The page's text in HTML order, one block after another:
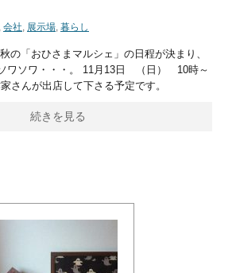
, 会社, 展示場, 暮らし
の「おひさまマルシェ」の日程が決まり、
ワソワ・・・。 11月13日 （日） 10時～
さんが出店して下さる予定です。
続きを見る